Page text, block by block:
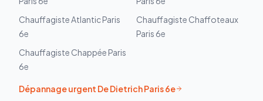
ChauffagisteAtlanticParis
6e
Chauffagiste Chaffoteaux
Paris 6e
Chauffagiste Chappée Paris
6e
Dépannage urgent De DietrichParis 6e